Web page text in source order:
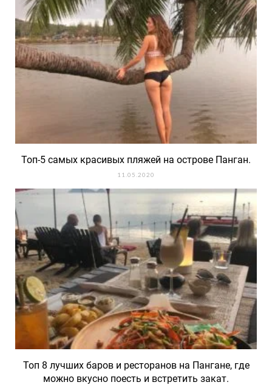
Топ-5 самых красивых пляжей на острове Панган.
11.05.2020
Топ 8 лучших баров и ресторанов на Пангане, где
можно вкусно поесть и встретить закат.